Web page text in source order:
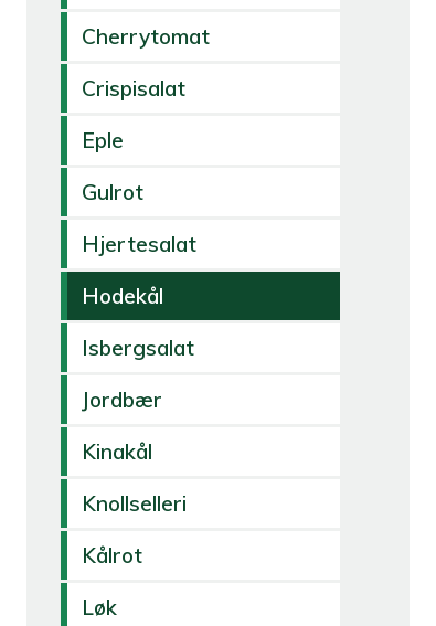
Cherrytomat
Crispisalat
Eple
Gulrot
Hjertesalat
Hodekål
Isbergsalat
Jordbær
Kinakål
Knollselleri
Kålrot
Løk